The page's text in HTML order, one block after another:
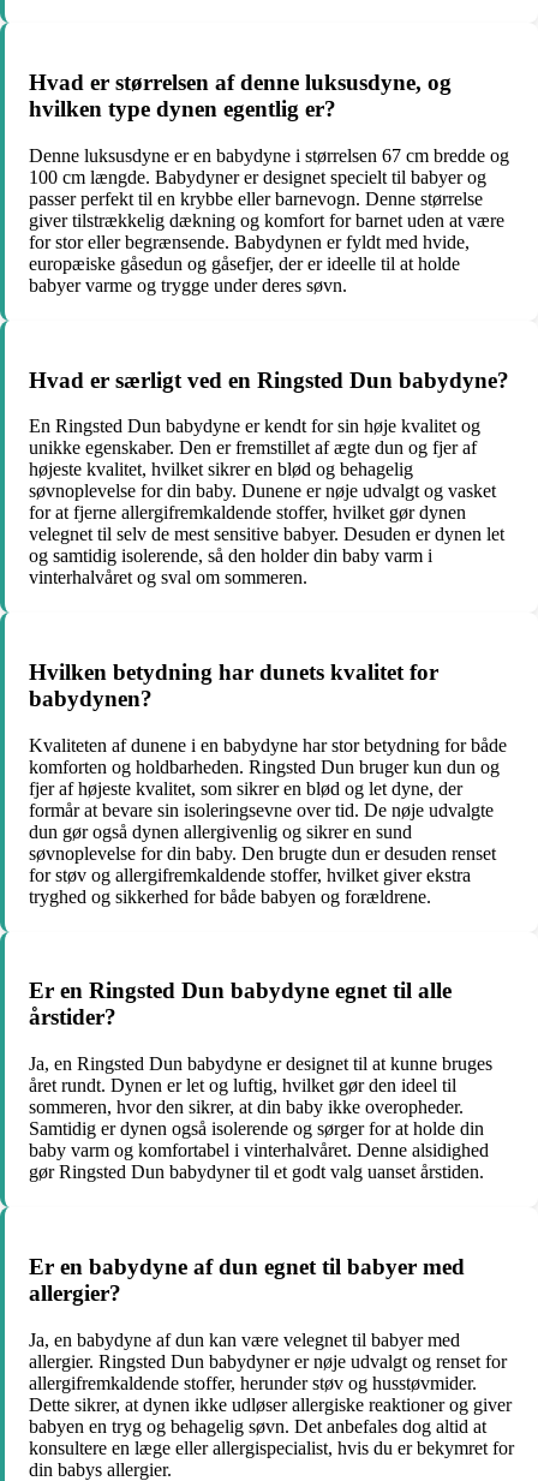
Hvad er størrelsen af denne luksusdyne, og
hvilken type dynen egentlig er?
Denne luksusdyne er en babydyne i størrelsen 67 cm bredde og
100 cm længde. Babydyner er designet specielt til babyer og
passer perfekt til en krybbe eller barnevogn. Denne størrelse
giver tilstrækkelig dækning og komfort for barnet uden at være
for stor eller begrænsende. Babydynen er fyldt med hvide,
europæiske gåsedun og gåsefjer, der er ideelle til at holde
babyer varme og trygge under deres søvn.
Hvad er særligt ved en Ringsted Dun babydyne?
En Ringsted Dun babydyne er kendt for sin høje kvalitet og
unikke egenskaber. Den er fremstillet af ægte dun og fjer af
højeste kvalitet, hvilket sikrer en blød og behagelig
søvnoplevelse for din baby. Dunene er nøje udvalgt og vasket
for at fjerne allergifremkaldende stoffer, hvilket gør dynen
velegnet til selv de mest sensitive babyer. Desuden er dynen let
og samtidig isolerende, så den holder din baby varm i
vinterhalvåret og sval om sommeren.
Hvilken betydning har dunets kvalitet for
babydynen?
Kvaliteten af dunene i en babydyne har stor betydning for både
komforten og holdbarheden. Ringsted Dun bruger kun dun og
fjer af højeste kvalitet, som sikrer en blød og let dyne, der
formår at bevare sin isoleringsevne over tid. De nøje udvalgte
dun gør også dynen allergivenlig og sikrer en sund
søvnoplevelse for din baby. Den brugte dun er desuden renset
for støv og allergifremkaldende stoffer, hvilket giver ekstra
tryghed og sikkerhed for både babyen og forældrene.
Er en Ringsted Dun babydyne egnet til alle
årstider?
Ja, en Ringsted Dun babydyne er designet til at kunne bruges
året rundt. Dynen er let og luftig, hvilket gør den ideel til
sommeren, hvor den sikrer, at din baby ikke overopheder.
Samtidig er dynen også isolerende og sørger for at holde din
baby varm og komfortabel i vinterhalvåret. Denne alsidighed
gør Ringsted Dun babydyner til et godt valg uanset årstiden.
Er en babydyne af dun egnet til babyer med
allergier?
Ja, en babydyne af dun kan være velegnet til babyer med
allergier. Ringsted Dun babydyner er nøje udvalgt og renset for
allergifremkaldende stoffer, herunder støv og husstøvmider.
Dette sikrer, at dynen ikke udløser allergiske reaktioner og giver
babyen en tryg og behagelig søvn. Det anbefales dog altid at
konsultere en læge eller allergispecialist, hvis du er bekymret for
din babys allergier.